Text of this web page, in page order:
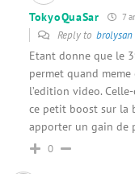
TokyoQuaSar 7
Reply to brolysan
Etant donne que le
permet quand
l’edition video.
ce petit boost sur la
apporter un gain de
0